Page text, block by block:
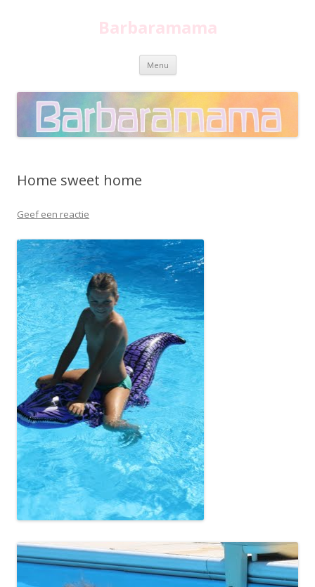
Barbaramama
Menu Spring
inhoud
Home sweet home
Geef een reactie